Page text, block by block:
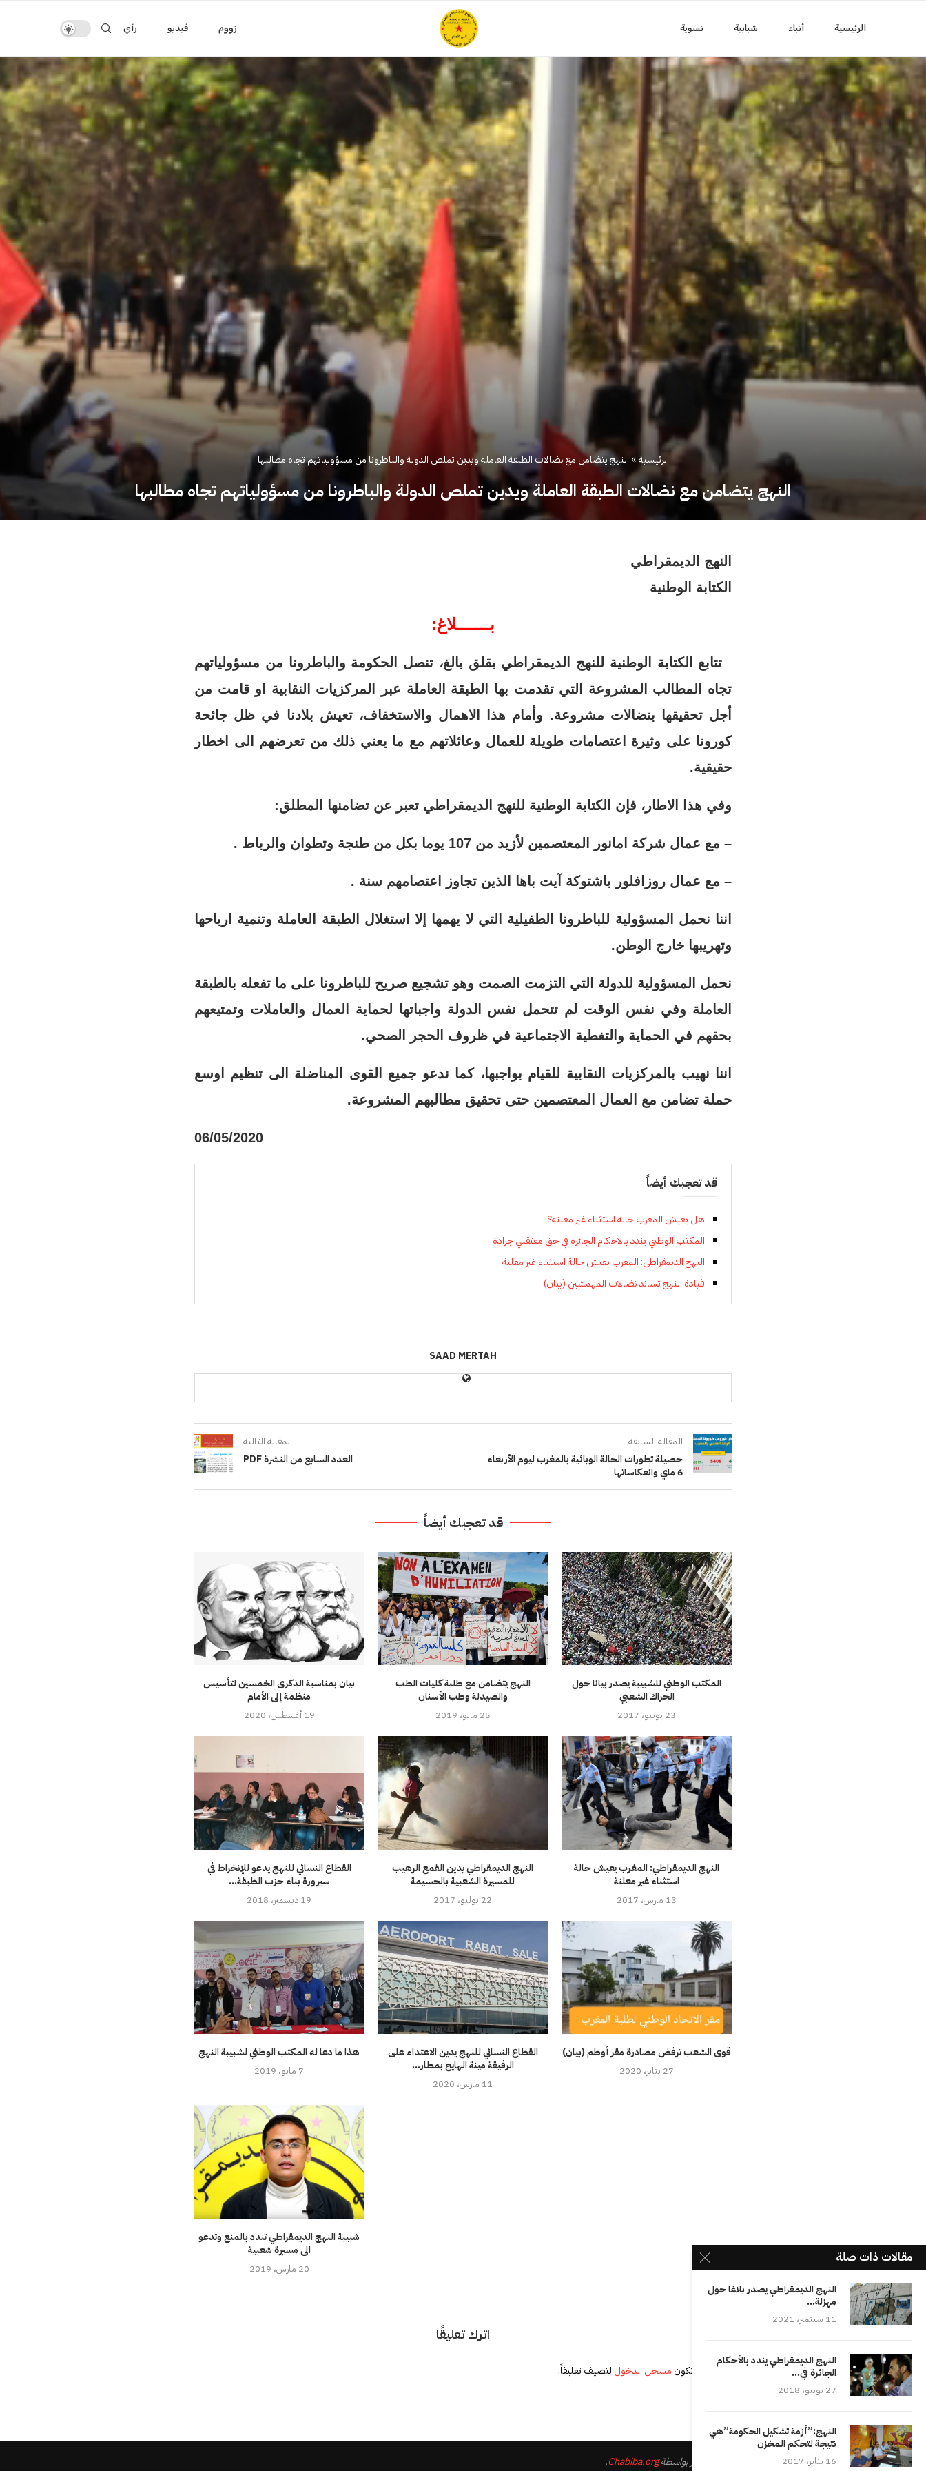
الرئيسية أنباء شبابية نسوية زووم فيديو رأي
الرئيسية» النهج يتضامن مع نضالات الطبقة العاملة ويدين تملص الدولة والباطرونا من مسؤولياتهم تجاه مطالبها
النهج يتضامن مع نضالات الطبقة العاملة ويدين تملص الدولة والباطرونا من مسؤولياتهم تجاه مطالبها
النهج الديمقراطي
الكتابة الوطنية
بـــــــلاغ:
تتابع الكتابة الوطنية للنهج الديمقراطي بقلق بالغ، تنصل الحكومة والباطرونا من مسؤولياتهم
تجاه المطالب المشروعة التي تقدمت بها الطبقة العاملة عبر المركزيات النقابية او قامت من
أجل تحقيقها بنضالات مشروعة. وأمام هذا الاهمال والاستخفاف، تعيش بلادنا في ظل جائحة
كورونا على وثيرة اعتصامات طويلة للعمال وعائلاتهم مع ما يعني ذلك من تعرضهم الى اخطار
حقيقية.
وفي هذا الاطار، فإن الكتابة الوطنية للنهج الديمقراطي تعبر عن تضامنها المطلق:
– مع عمال شركة امانور المعتصمين لأزيد من 107 يوما بكل من طنجة وتطوان والرباط .
– مع عمال روزافلور باشتوكة آيت باها الذين تجاوز اعتصامهم سنة .
اننا نحمل المسؤولية للباطرونا الطفيلية التي لا يهمها إلا استغلال الطبقة العاملة وتنمية ارباحها
وتهريبها خارج الوطن.
نحمل المسؤولية للدولة التي التزمت الصمت وهو تشجيع صريح للباطرونا على ما تفعله بالطبقة
العاملة وفي نفس الوقت لم تتحمل نفس الدولة واجباتها لحماية العمال والعاملات وتمتيعهم
بحقهم في الحماية والتغطية الاجتماعية في ظروف الحجر الصحي.
اننا نهيب بالمركزيات النقابية للقيام بواجبها، كما ندعو جميع القوى المناضلة الى تنظيم اوسع
حملة تضامن مع العمال المعتصمين حتى تحقيق مطالبهم المشروعة.
06/05/2020
قد تعجبك أيضاً
هل يعيش المغرب حالة استثناء غير معلنة؟
المكتب الوطني يندد بالاحكام الجائرة في حق معتقلي جرادة
النهج الديمقراطي: المغرب يعيش حالة استثناء غير معلنة
قيادة النهج تساند نضالات المهمشين (بيان)
SAAD MERTAH
المقالة السابقة
حصيلة تطورات الحالة الوبائية بالمغرب ليوم الأربعاء
6 ماي وانعكاساتها
المقالة التالية
العدد السابع من النشرة PDF
قد تعجبك أيضاً
بيان بمناسبة الذكرى الخمسين لتأسيس
منظمة إلى الأمام
19 أغسطس، 2020
النهج يتضامن مع طلبة كليات الطب
والصيدلة وطب الأسنان
25 مايو، 2019
المكتب الوطني للشبيبة يصدر بيانا حول
الحراك الشعبي
23 يونيو، 2017
القطاع النسائي للنهج يدعو للإنخراط في
سيرورة بناء حزب الطبقة...
19 ديسمبر، 2018
النهج الديمقراطي يدين القمع الرهيب
للمسيرة الشعبية بالحسيمة
22 يوليو، 2017
النهج الديمقراطي: المغرب يعيش حالة
استثناء غير معلنة
13 مارس، 2017
هذا ما دعا له المكتب الوطني لشبيبة النهج
7 مايو، 2019
القطاع النسائي للنهج يدين الاعتداء على
الرفيقة مينة الهايج بمطار...
11 مارس، 2020
قوى الشعب ترفض مصادرة مقر أوطم (بيان)
27 يناير، 2020
شبيبة النهج الديمقراطي تندد بالمنع وتدعو
الى مسيرة شعبية
20 مارس، 2019
اترك تعليقًا
يجب أنت تكون مسجل الدخول لتضيف تعليقاً.
© 2023 - جميع الحقوق محفوظة. تصميم وتطوير بواسطة Chabiba.org
.
مقالات ذات صلة
النهج الديمقراطي يصدر بلاغا حول
مهزلة...
11 سبتمبر، 2021
النهج الديمقراطي يندد بالأحكام
الجائرة في...
27 يونيو، 2018
النهج:”أزمة تشكيل الحكومة”هي
نتيجة لتحكم المخزن
16 يناير، 2017